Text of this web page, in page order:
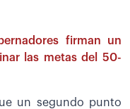
firman un
las metas del 50-
un segundo punto